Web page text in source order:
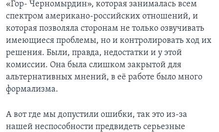
«Гор- Черномырдин», которая занималась всем
спектром американо-российских отношений, и
которая позволяла сторонам не только озвучивать
имеющиеся проблемы, но и контролировать ход их
решения. Были, правда, недостатки и у этой
комиссии. Она была слишком закрытой для
альтернативных мнений, в её работе было много
формализма.
А вот где мы допустили ошибки, так это из-за
нашей неспособности предвидеть серьезные